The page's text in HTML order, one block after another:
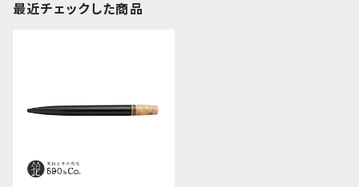
最近チェックした商品